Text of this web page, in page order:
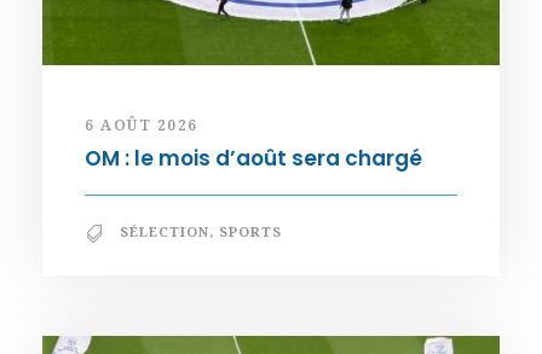
6 AOÛT 2026
OM : le mois d’août sera chargé
SÉLECTION, SPORTS